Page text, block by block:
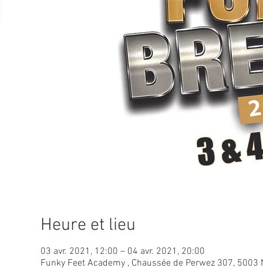
Heure et lieu
03 avr. 2021, 12:00 – 04 avr. 2021, 20:00
Funky Feet Academy , Chaussée de Perwez 307, 5003